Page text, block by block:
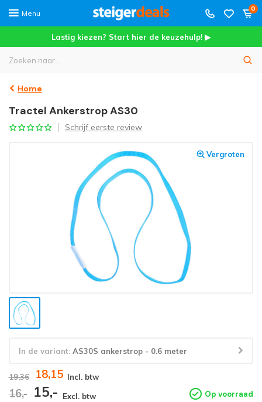
Menu
0
Lastig kiezen? Start hier de keuzehulp! ▶
Home
Tractel Ankerstrop AS30
Schrijf eerste review
Vergroten
In de variant: AS30S ankerstrop - 0.6 meter
19,36 18,15 Incl. btw
16,- 15,- Excl. btw Op voorraad